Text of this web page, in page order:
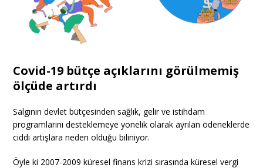
Covid-19 bütçe açıklarını görülmemiş
ölçüde artırdı
Salgının devlet bütçesinden sağlık, gelir ve istihdam
programlarını desteklemeye yönelik olarak ayrılan ödeneklerde
ciddi artışlara neden olduğu biliniyor.
Öyle ki 2007-2009 küresel finans krizi sırasında küresel vergi